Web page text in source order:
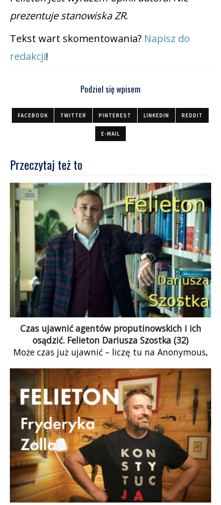
prezentuje stanowiska ZR.
Tekst wart skomentowania? Napisz do
redakcji!
Podziel się wpisem
FACEBOOK TWITTER PINTEREST LINKEDIN REDDIT
E-MAIL
Przeczytaj też to
Czas ujawnić agentów proputinowskich i ich
osądzić. Felieton Dariusza Szostka (32)
Może czas już ujawnić – liczę tu na Anonymous,
proputinowskich agentów od lat działających w
Polsce, nazwiska osób od lat jątrzących polskie
społeczeństwo fake newsami,
antyszczepionkowców, przeciwników Unii
Europejskiej, wrogów mniejszości itd.